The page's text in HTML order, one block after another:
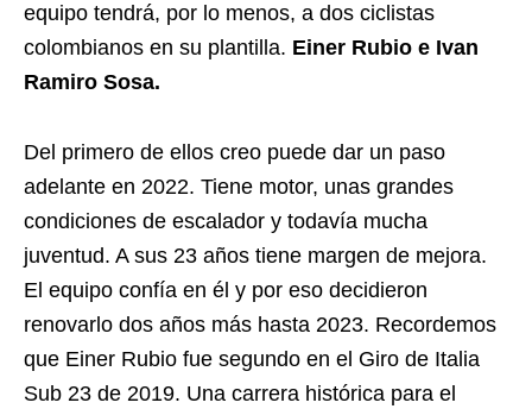
equipo tendrá, por lo menos, a dos ciclistas
colombianos en su plantilla. Einer Rubio e Ivan
Ramiro Sosa.
Del primero de ellos creo puede dar un paso
adelante en 2022. Tiene motor, unas grandes
condiciones de escalador y todavía mucha
juventud. A sus 23 años tiene margen de mejora.
El equipo confía en él y por eso decidieron
renovarlo dos años más hasta 2023. Recordemos
que Einer Rubio fue segundo en el Giro de Italia
Sub 23 de 2019. Una carrera histórica para el